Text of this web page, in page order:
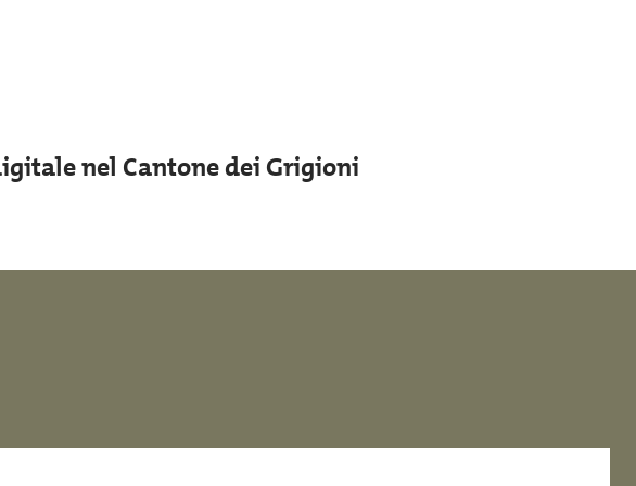
nel Cantone dei Grigioni